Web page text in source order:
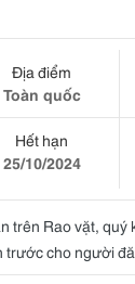
Địa điểm
Toàn quốc
Hết hạn
25/10/2024
trên Rao vặt, quý
trước cho người